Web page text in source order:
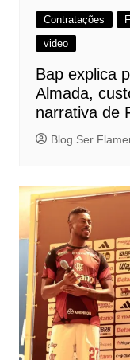
Contratações
video
Bap explica
Almada,
narrativa de
Blog Ser